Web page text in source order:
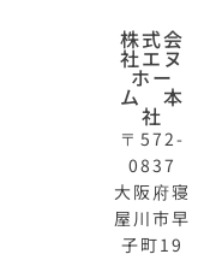
株式会
社エヌ
ホー
ム 本
社
〒572-
0837
大阪府寝
屋川市早
子町19